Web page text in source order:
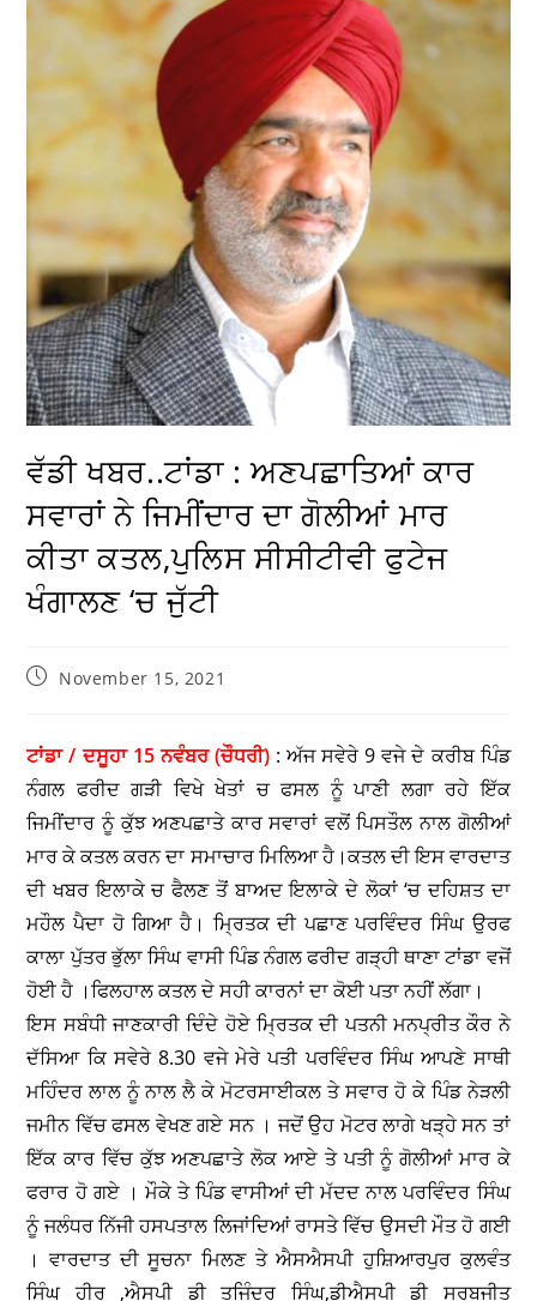
ਵੱਡੀ ਖਬਰ..ਟਾਂਡਾ : ਅਣਪਛਾਤਿਆਂ ਕਾਰ
ਸਵਾਰਾਂ ਨੇ ਜਿਮੀਂਦਾਰ ਦਾ ਗੋਲੀਆਂ ਮਾਰ
ਕੀਤਾ ਕਤਲ,ਪੁਲਿਸ ਸੀਸੀਟੀਵੀ ਫੁਟੇਜ
ਖੰਗਾਲਣ ‘ਚ ਜੁੱਟੀ
November 15, 2021
ਟਾਂਡਾ / ਦਸੂਹਾ 15 ਨਵੰਬਰ (ਚੌਧਰੀ) : ਅੱਜ ਸਵੇਰੇ 9 ਵਜੇ ਦੇ ਕਰੀਬ ਪਿੰਡ
ਨੰਗਲ ਫਰੀਦ ਗੜੀ ਵਿਖੇ ਖੇਤਾਂ ਚ ਫਸਲ ਨੂੰ ਪਾਣੀ ਲਗਾ ਰਹੇ ਇੱਕ
ਜਿਮੀਂਦਾਰ ਨੂੰ ਕੁੱਝ ਅਣਪਛਾਤੇ ਕਾਰ ਸਵਾਰਾਂ ਵਲੋਂ ਪਿਸਤੌਲ ਨਾਲ ਗੋਲੀਆਂ
ਮਾਰ ਕੇ ਕਤਲ ਕਰਨ ਦਾ ਸਮਾਚਾਰ ਮਿਲਿਆ ਹੈ।ਕਤਲ ਦੀ ਇਸ ਵਾਰਦਾਤ
ਦੀ ਖਬਰ ਇਲਾਕੇ ਚ ਫੈਲਣ ਤੋਂ ਬਾਅਦ ਇਲਾਕੇ ਦੇ ਲੋਕਾਂ ‘ਚ ਦਹਿਸ਼ਤ ਦਾ
ਮਹੌਲ ਪੈਦਾ ਹੋ ਗਿਆ ਹੈ। ਮ੍ਰਿਤਕ ਦੀ ਪਛਾਣ ਪਰਵਿੰਦਰ ਸਿੰਘ ਉਰਫ
ਕਾਲਾ ਪੁੱਤਰ ਭੁੱਲਾ ਸਿੰਘ ਵਾਸੀ ਪਿੰਡ ਨੰਗਲ ਫਰੀਦ ਗੜ੍ਹੀ ਥਾਣਾ ਟਾਂਡਾ ਵਜੋਂ
ਹੋਈ ਹੈ ।ਫਿਲਹਾਲ ਕਤਲ ਦੇ ਸਹੀ ਕਾਰਨਾਂ ਦਾ ਕੋਈ ਪਤਾ ਨਹੀਂ ਲੱਗਾ।
ਇਸ ਸਬੰਧੀ ਜਾਣਕਾਰੀ ਦਿੰਦੇ ਹੋਏ ਮ੍ਰਿਤਕ ਦੀ ਪਤਨੀ ਮਨਪ੍ਰੀਤ ਕੌਰ ਨੇ
ਦੱਸਿਆ ਕਿ ਸਵੇਰੇ 8.30 ਵਜੇ ਮੇਰੇ ਪਤੀ ਪਰਵਿੰਦਰ ਸਿੰਘ ਆਪਣੇ ਸਾਥੀ
ਮਹਿੰਦਰ ਲਾਲ ਨੂੰ ਨਾਲ ਲੈ ਕੇ ਮੋਟਰਸਾਈਕਲ ਤੇ ਸਵਾਰ ਹੋ ਕੇ ਪਿੰਡ ਨੇੜਲੀ
ਜਮੀਨ ਵਿੱਚ ਫਸਲ ਵੇਖਣ ਗਏ ਸਨ । ਜਦੋਂ ਉਹ ਮੋਟਰ ਲਾਗੇ ਖੜ੍ਹੇ ਸਨ ਤਾਂ
ਇੱਕ ਕਾਰ ਵਿੱਚ ਕੁੱਝ ਅਣਪਛਾਤੇ ਲੋਕ ਆਏ ਤੇ ਪਤੀ ਨੂੰ ਗੋਲੀਆਂ ਮਾਰ ਕੇ
ਫਰਾਰ ਹੋ ਗਏ । ਮੌਕੇ ਤੇ ਪਿੰਡ ਵਾਸੀਆਂ ਦੀ ਮੱਦਦ ਨਾਲ ਪਰਵਿੰਦਰ ਸਿੰਘ
ਨੂੰ ਜਲੰਧਰ ਨਿੱਜੀ ਹਸਪਤਾਲ ਲਿਜਾਂਦਿਆਂ ਰਾਸਤੇ ਵਿੱਚ ਉਸਦੀ ਮੌਤ ਹੋ ਗਈ
। ਵਾਰਦਾਤ ਦੀ ਸੂਚਨਾ ਮਿਲਣ ਤੇ ਐਸਐਸਪੀ ਹੁਸ਼ਿਆਰਪੁਰ ਕੁਲਵੰਤ
ਸਿੰਘ ਹੀਰ ,ਐਸਪੀ ਡੀ ਤਜਿੰਦਰ ਸਿੰਘ,ਡੀਐਸਪੀ ਡੀ ਸਰਬਜੀਤ